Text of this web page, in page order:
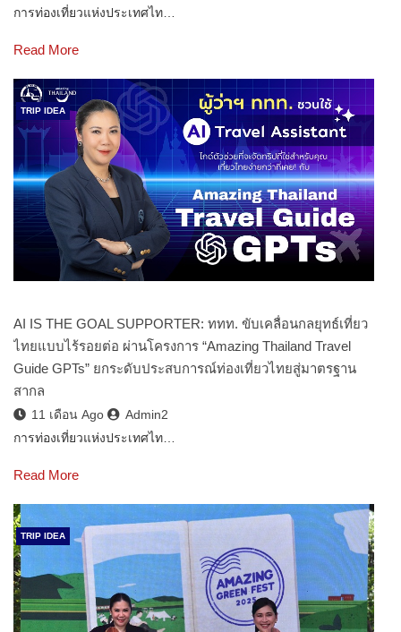
การท่องเที่ยวแห่งประเทศไท…
Read More
TRIP IDEA
AI IS THE GOAL SUPPORTER: ททท. ขับเคลื่อนกลยุทธ์เที่ยว
ไทยแบบไร้รอยต่อ ผ่านโครงการ “Amazing Thailand Travel
Guide GPTs” ยกระดับประสบการณ์ท่องเที่ยวไทยสู่มาตรฐาน
สากล
11 เดือน Ago
Admin2
การท่องเที่ยวแห่งประเทศไท…
Read More
TRIP IDEA